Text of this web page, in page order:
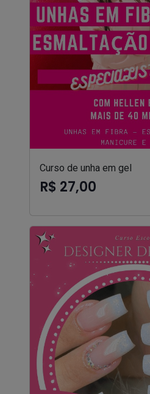
Curso de unha em gel
R$ 27,00